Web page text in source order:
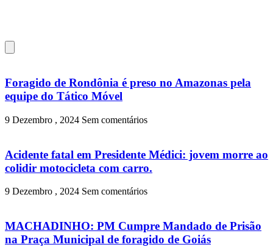
Foragido de Rondônia é preso no Amazonas pela
equipe do Tático Móvel
9 Dezembro , 2024 Sem comentários
Acidente fatal em Presidente Médici: jovem morre ao
colidir motocicleta com carro.
9 Dezembro , 2024 Sem comentários
MACHADINHO: PM Cumpre Mandado de Prisão
na Praça Municipal de foragido de Goiás